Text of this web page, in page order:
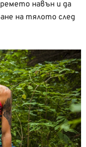
навън и да
на тялото след